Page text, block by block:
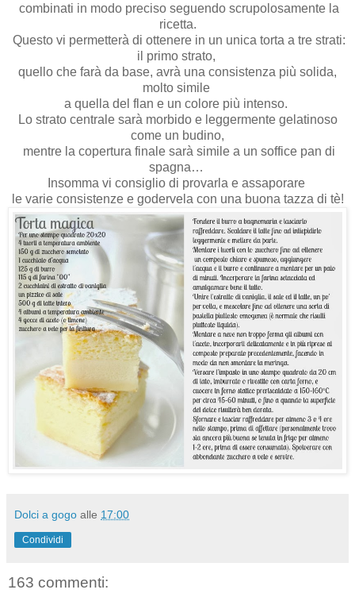
combinati in modo preciso seguendo scrupolosamente la
ricetta.
Questo vi permetterà di ottenere in un unica torta a tre strati:
il primo strato,
quello che farà da base, avrà una consistenza più solida,
molto simile
a quella del flan e un colore più intenso.
Lo strato centrale sarà morbido e leggermente gelatinoso
come un budino,
mentre la copertura finale sarà simile a un soffice pan di
spagna…
Insomma vi consiglio di provarla e assaporare
le varie consistenze e godervela con una buona tazza di tè!
Dolci a gogo alle 17:00
Condividi
163 commenti: